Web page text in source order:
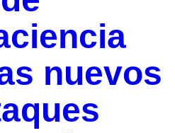
nuevos